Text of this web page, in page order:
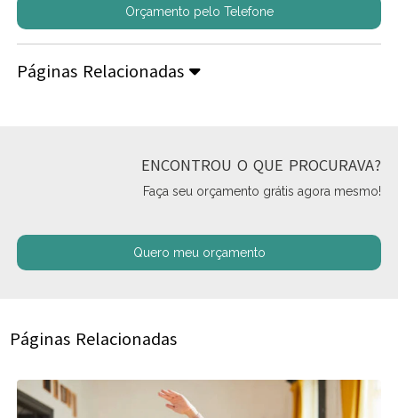
Orçamento pelo Telefone
Páginas Relacionadas
ENCONTROU O QUE PROCURAVA?
Faça seu orçamento grátis agora mesmo!
Quero meu orçamento
Páginas Relacionadas